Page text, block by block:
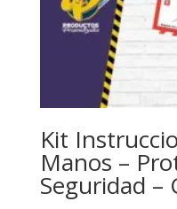
Kit
Manos –
Seguridad –